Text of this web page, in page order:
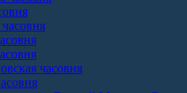
часовня